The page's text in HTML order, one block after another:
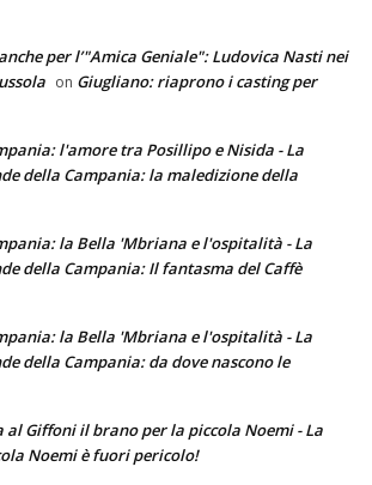
per l’"Amica Geniale": Ludovica Nasti nei
on Giugliano: riaprono i casting per
l'amore tra Posillipo e Nisida - La
della Campania: la maledizione della
la Bella 'Mbriana e l'ospitalità - La
della Campania: Il fantasma del Caffè
la Bella 'Mbriana e l'ospitalità - La
della Campania: da dove nascono le
Giffoni il brano per la piccola Noemi - La
Noemi è fuori pericolo!